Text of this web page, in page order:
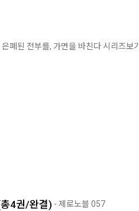
은폐된 전부를, 가면을 바친다 시리즈보기
4권/완결) - 제로노블 057